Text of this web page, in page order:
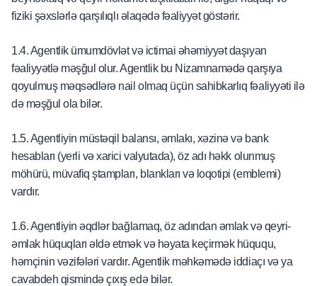
fiziki şəxslərlə qarşılıqlı əlaqədə fəaliyyət göstərir.
1.4. Agentlik ümumdövlət və ictimai əhəmiyyət daşıyan
fəaliyyətlə məşğul olur. Agentlik bu Nizamnamədə qarşıya
qoyulmuş məqsədlərə nail olmaq üçün sahibkarlıq fəaliyyəti ilə
də məşğul ola bilər.
1.5. Agentliyin müstəqil balansı, əmlakı, xəzinə və bank
hesabları (yerli və xarici valyutada), öz adı həkk olunmuş
möhürü, müvafiq ştampları, blankları və loqotipi (emblemi)
vardır.
1.6. Agentliyin əqdlər bağlamaq, öz adından əmlak və qeyri-
əmlak hüquqları əldə etmək və həyata keçirmək hüququ,
həmçinin vəzifələri vardır. Agentlik məhkəmədə iddiaçı və ya
cavabdeh qismində çıxış edə bilər.